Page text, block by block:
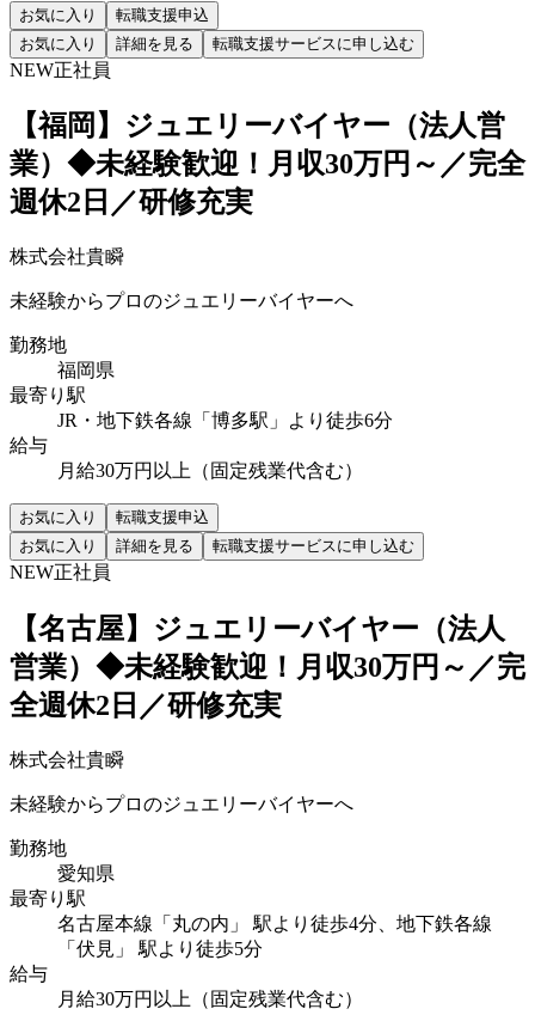
お気に入り
転職支援申込
お気に入り
詳細を見る 転職支援サービスに申し込む
NEW正社員
【福岡】ジュエリーバイヤー（法人営
業）◆未経験歓迎！月収30万円～／完全
週休2日／研修充実
株式会社貴瞬
未経験からプロのジュエリーバイヤーへ
勤務地
福岡県
最寄り駅
JR・地下鉄各線「博多駅」より徒歩6分
給与
月給30万円以上（固定残業代含む）
お気に入り
転職支援申込
お気に入り
詳細を見る 転職支援サービスに申し込む
NEW正社員
【名古屋】ジュエリーバイヤー（法人
営業）◆未経験歓迎！月収30万円～／完
全週休2日／研修充実
株式会社貴瞬
未経験からプロのジュエリーバイヤーへ
勤務地
愛知県
最寄り駅
名古屋本線「丸の内」 駅より徒歩4分、地下鉄各線
「伏見」 駅より徒歩5分
給与
月給30万円以上（固定残業代含む）